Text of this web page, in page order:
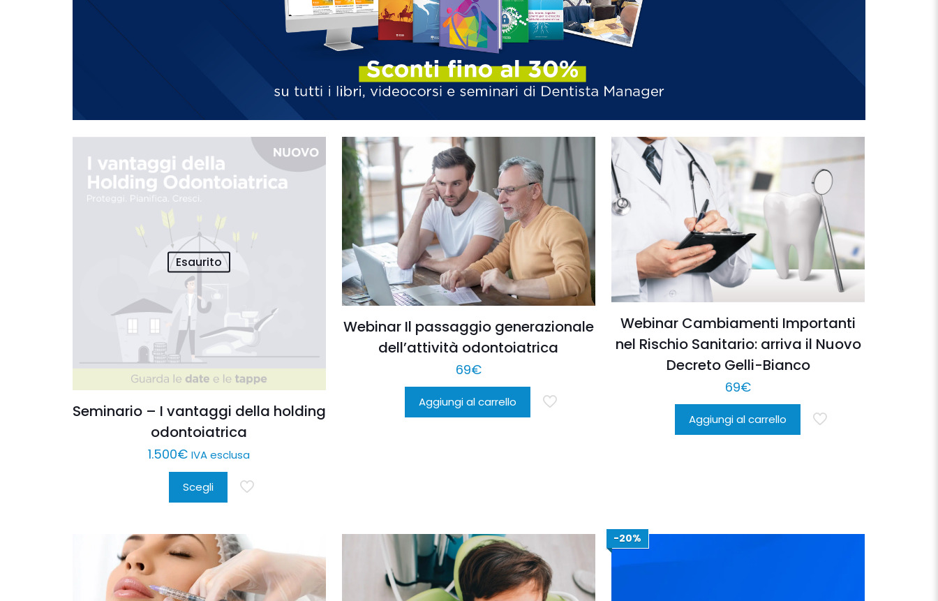
Esaurito
Seminario – I vantaggi della holding
odontoiatrica
1.500€ IVA esclusa
Scegli
Questo
ha
più
varianti.
Le
Webinar Il passaggio generazionale
dell’attività odontoiatrica
69€
Aggiungi al carrello
Webinar Cambiamenti Importanti
nel Rischio Sanitario: arriva il Nuovo
Decreto Gelli-Bianco
69€
Aggiungi al carrello
-20%